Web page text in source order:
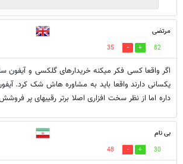
مرتضی
82
35
اگر واقعا کسی فکر میکنه خریدارهای گلکسی و آیفون
یکسانی دارند واقعا باید به مشاوره هاش شک کرد.
داره اما از نظر سخت افزاری اصلا برتر رقیبهای پر
بی نام
30
48